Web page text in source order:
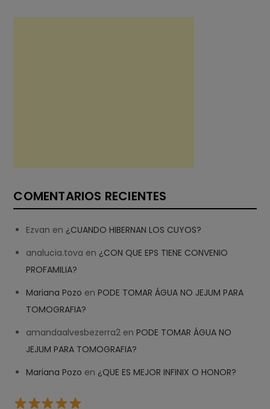
COMENTARIOS RECIENTES
Ezvan en ¿CUANDO HIBERNAN LOS CUYOS?
analucia.tova en ¿CON QUE EPS TIENE CONVENIO
PROFAMILIA?
Mariana Pozo enPODE TOMAR ÁGUA NO JEJUM PARA
TOMOGRAFIA?
amandaalvesbezerra2 enPODE TOMAR ÁGUA NO
JEJUM PARA TOMOGRAFIA?
Mariana Pozo en ¿QUE ES MEJOR INFINIX O HONOR?